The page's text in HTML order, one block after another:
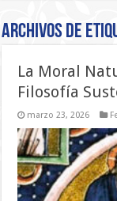
Archivos de
La Moral
Filosofía
marzo 23, 2026